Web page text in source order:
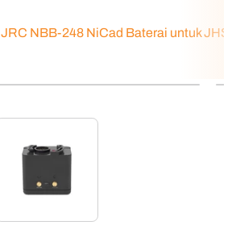
JRC NBB-248 NiCad Baterai untuk